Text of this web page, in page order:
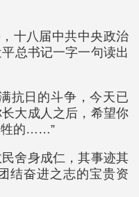
十八届中共中央政治
总书记一字一句读出
抗日的斗争，今天已
大成人之后，希望你
牲的……”
舍身成仁，其事迹其
结奋进之志的宝贵资